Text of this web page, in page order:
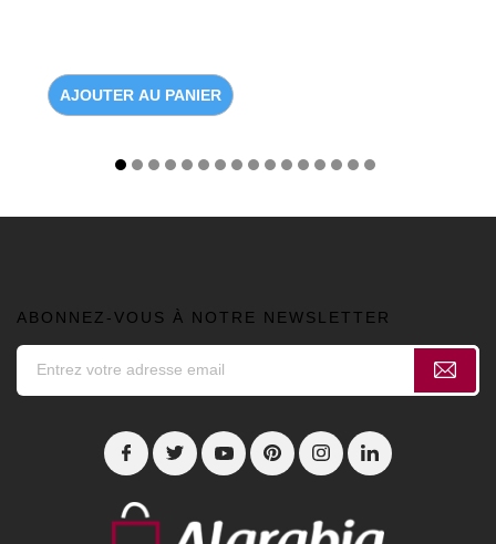
AJOUTER AU PANIER
ABONNEZ-VOUS À NOTRE NEWSLETTER